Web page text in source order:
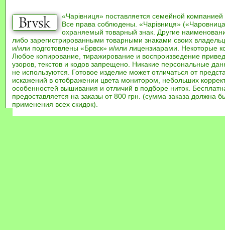
«Чарівниця» поставляется семейной компанией
Все права соблюдены. «Чарівниця»
охраняемый товарный знак. Другие
либо зарегистрированными товарными знаками своих
и/или подготовлены «Брвск» и/или лицензиарами. Некоторые
Любое копирование, тиражирование и воспроизведение
узоров, текстов и кодов запрещено. Никакие персональные
не используются. Готовое изделие может отличаться от
искажений в отображении цвета монитором, небольших
особенностей вышивания и отличий в подборе ниток.
предоставляется на заказы от 800 грн. (сумма заказа должна
применения всех скидок).